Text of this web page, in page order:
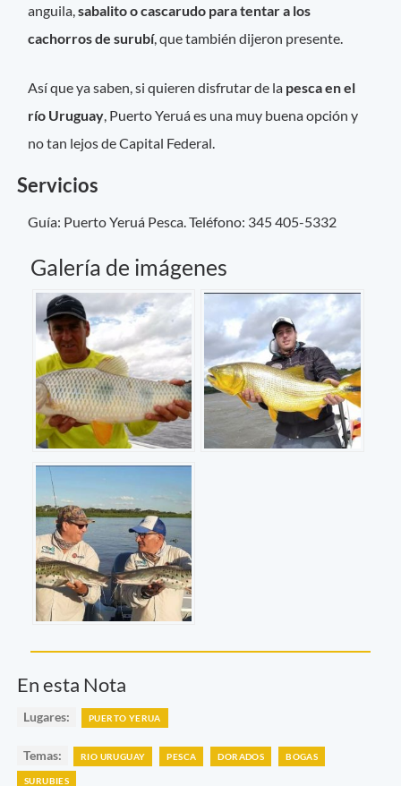
anguila,sabalito o cascarudo para tentar a los
cachorros de surubí, que también dijeron presente.
Así que ya saben, si quieren disfrutar de la pesca en el
río Uruguay, Puerto Yeruá es una muy buena opción y
no tan lejos de Capital Federal.
Servicios
Guía: Puerto Yeruá Pesca. Teléfono: 345 405-5332
Galería de imágenes
En esta Nota
Lugares: PUERTO YERUA
Temas: RIO URUGUAY PESCA DORADOS BOGAS
SURUBIES